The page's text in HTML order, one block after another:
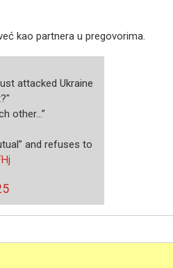
kao partnera u pregovorima.
attacked Ukraine
other…”‍️
and refuses to